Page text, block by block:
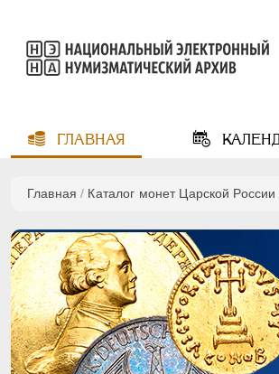
ГЛАВНАЯ
Главная / Каталог монет Царской России